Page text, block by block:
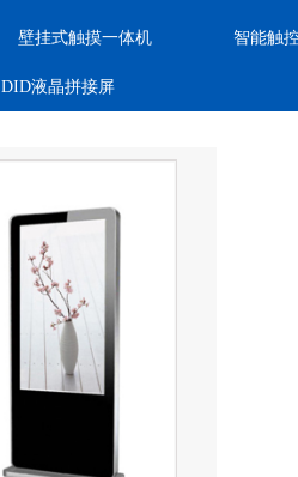
壁挂式触摸一体机 智能触
DID液晶拼接屏